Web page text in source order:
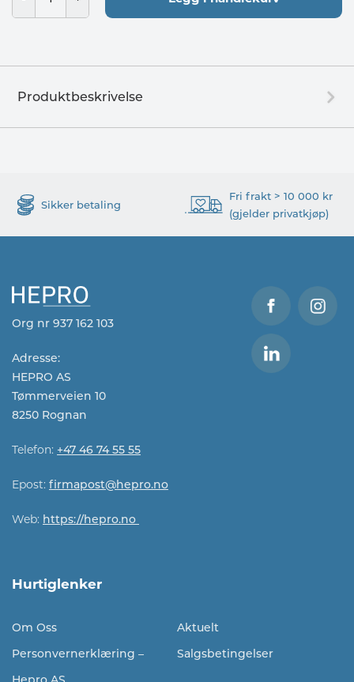
Produktbeskrivelse
Sikker betaling
Fri frakt > 10 000 kr
(gjelder privatkjøp)
Org nr 937 162 103
Adresse:
HEPRO AS
Tømmerveien 10
8250 Rognan
Telefon: +47 46 74 55 55
Epost: firmapost@hepro.no​​
Web: https://hepro.no
Hurtiglenker
Om Oss
Aktuelt
Personvernerklæring –
Salgsbetingelser